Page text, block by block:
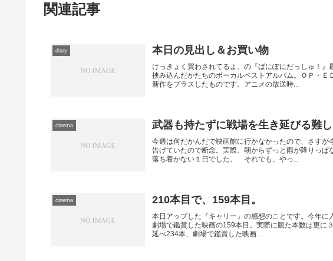
関連記事
diary 本日の見出し＆お買い物
けっきょく買わされてるよ、の『ぱにぽにだっしゅ！
挟み込んだかたちのボーカルベストアルバム。ＯＰ・
新作をプラスしたものです。アニメの放送時...
cinema 武器も持たずに戦場を生き延びる難し
今週は何だかんだで映画館に行かなかったので、さす
告げていたので断念。実際、朝からずっと雨が降りっ
落ち着かない１日でした。 それでも、やっ...
cinema 210本目で、159本目。
本日アップした『キャリー』の感想のことです。今年に
劇場で鑑賞した映画の159本目。実際に観た本数は更
延べ234本、劇場で鑑賞した映画...